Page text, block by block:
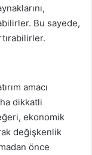
Bu sayede,
amacı
dikkatli
ekonomik
değişkenlik
önce